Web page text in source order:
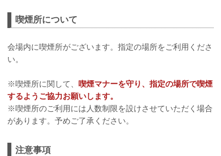
喫煙所について
会場内に喫煙所がございます。指定の場所をご利用くださ
い。
※喫煙所に関して、
喫煙マナーを守り、指定の場所で喫煙
するようご協力お願いします。
※喫煙所のご利用には人数制限を設けさせていただく場合
があります。予めご了承ください。
注意事項